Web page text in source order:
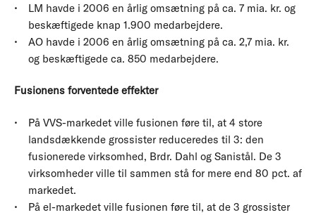
LM havde i 2006 en årlig omsætning på ca. 7 mia. kr. og
beskæftigede knap 1.900 medarbejdere.
AO havde i 2006 en årlig omsætning på ca. 2,7 mia. kr.
og beskæftigede ca. 850 medarbejdere.
Fusionens forventede effekter
På VVS-markedet ville fusionen føre til, at 4 store
landsdækkende grossister reduceredes til 3: den
fusionerede virksomhed, Brdr. Dahl og Sanistål. De 3
virksomheder ville til sammen stå for mere end 80 pct. af
markedet.
På el-markedet ville fusionen føre til, at de 3 grossister